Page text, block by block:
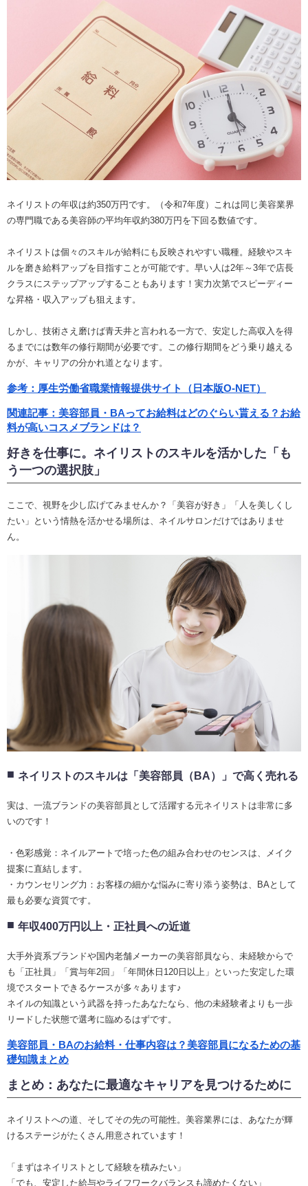
ネイリストの年収は約350万円です。（令和7年度）これは同じ美容業界
の専門職である美容師の平均年収約380万円を下回る数値です。
ネイリストは個々のスキルが給料にも反映されやすい職種。経験やスキ
ルを磨き給料アップを目指すことが可能です。早い人は2年～3年で店長
クラスにステップアップすることもあります！実力次第でスピーディー
な昇格・収入アップも狙えます。
しかし、技術さえ磨けば青天井と言われる一方で、安定した高収入を得
るまでには数年の修行期間が必要です。この修行期間をどう乗り越える
かが、キャリアの分かれ道となります。
参考：厚生労働省職業情報提供サイト（日本版O-NET）
関連記事：美容部員・BAってお給料はどのぐらい貰える？お給
料が高いコスメブランドは？
好きを仕事に。ネイリストのスキルを活かした「も
う一つの選択肢」
ここで、視野を少し広げてみませんか？「美容が好き」「人を美しくし
たい」という情熱を活かせる場所は、ネイルサロンだけではありませ
ん。
ネイリストのスキルは「美容部員（BA）」で高く売れる
実は、一流ブランドの美容部員として活躍する元ネイリストは非常に多
いのです！
・色彩感覚：ネイルアートで培った色の組み合わせのセンスは、メイク
提案に直結します。
・カウンセリング力：お客様の細かな悩みに寄り添う姿勢は、BAとして
最も必要な資質です。
年収400万円以上・正社員への近道
大手外資系ブランドや国内老舗メーカーの美容部員なら、未経験からで
も「正社員」「賞与年2回」「年間休日120日以上」といった安定した環
境でスタートできるケースが多々あります♪
ネイルの知識という武器を持ったあなたなら、他の未経験者よりも一歩
リードした状態で選考に臨めるはずです。
美容部員・BAのお給料・仕事内容は？美容部員になるための基
礎知識まとめ
まとめ：あなたに最適なキャリアを見つけるために
ネイリストへの道、そしてその先の可能性。美容業界には、あなたが輝
けるステージがたくさん用意されています！
「まずはネイリストとして経験を積みたい」
「でも、安定した給与やライフワークバランスも諦めたくない」